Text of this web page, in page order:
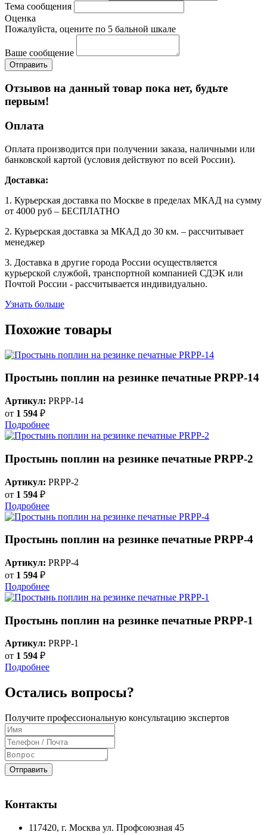
Тема сообщения
Оценка
Пожалуйста, оцените по 5 бальной шкале
Ваше сообщение
Отзывов на данный товар пока нет, будьте
первым!
Оплата
Оплата производится при получении заказа, наличными или
банковской картой (условия действуют по всей России).
Доставка:
1. Курьерская доставка по Москве в пределах МКАД на сумму
от 4000 руб – БЕСПЛАТНО
2. Курьерская доставка за МКАД до 30 км. – рассчитывает
менеджер
3. Доставка в другие города России осуществляется
курьерской службой, транспортной компанией СДЭК или
Почтой России - рассчитывается индивидуально.
Узнать больше
Похожие товары
Простынь поплин на резинке печатные PRPP-14
Артикул: PRPP-14
от 1 594 ₽
Подробнее
Простынь поплин на резинке печатные PRPP-2
Артикул: PRPP-2
от 1 594 ₽
Подробнее
Простынь поплин на резинке печатные PRPP-4
Артикул: PRPP-4
от 1 594 ₽
Подробнее
Простынь поплин на резинке печатные PRPP-1
Артикул: PRPP-1
от 1 594 ₽
Подробнее
Остались вопросы?
Получите профессиональную консультацию экспертов
Отправить
Контакты
117420, г. Москва ул. Профсоюзная 45